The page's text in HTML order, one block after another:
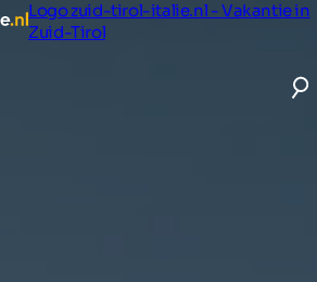
Logo zuid-tirol-italie.nl - Vakantie in
Zuid-Tirol